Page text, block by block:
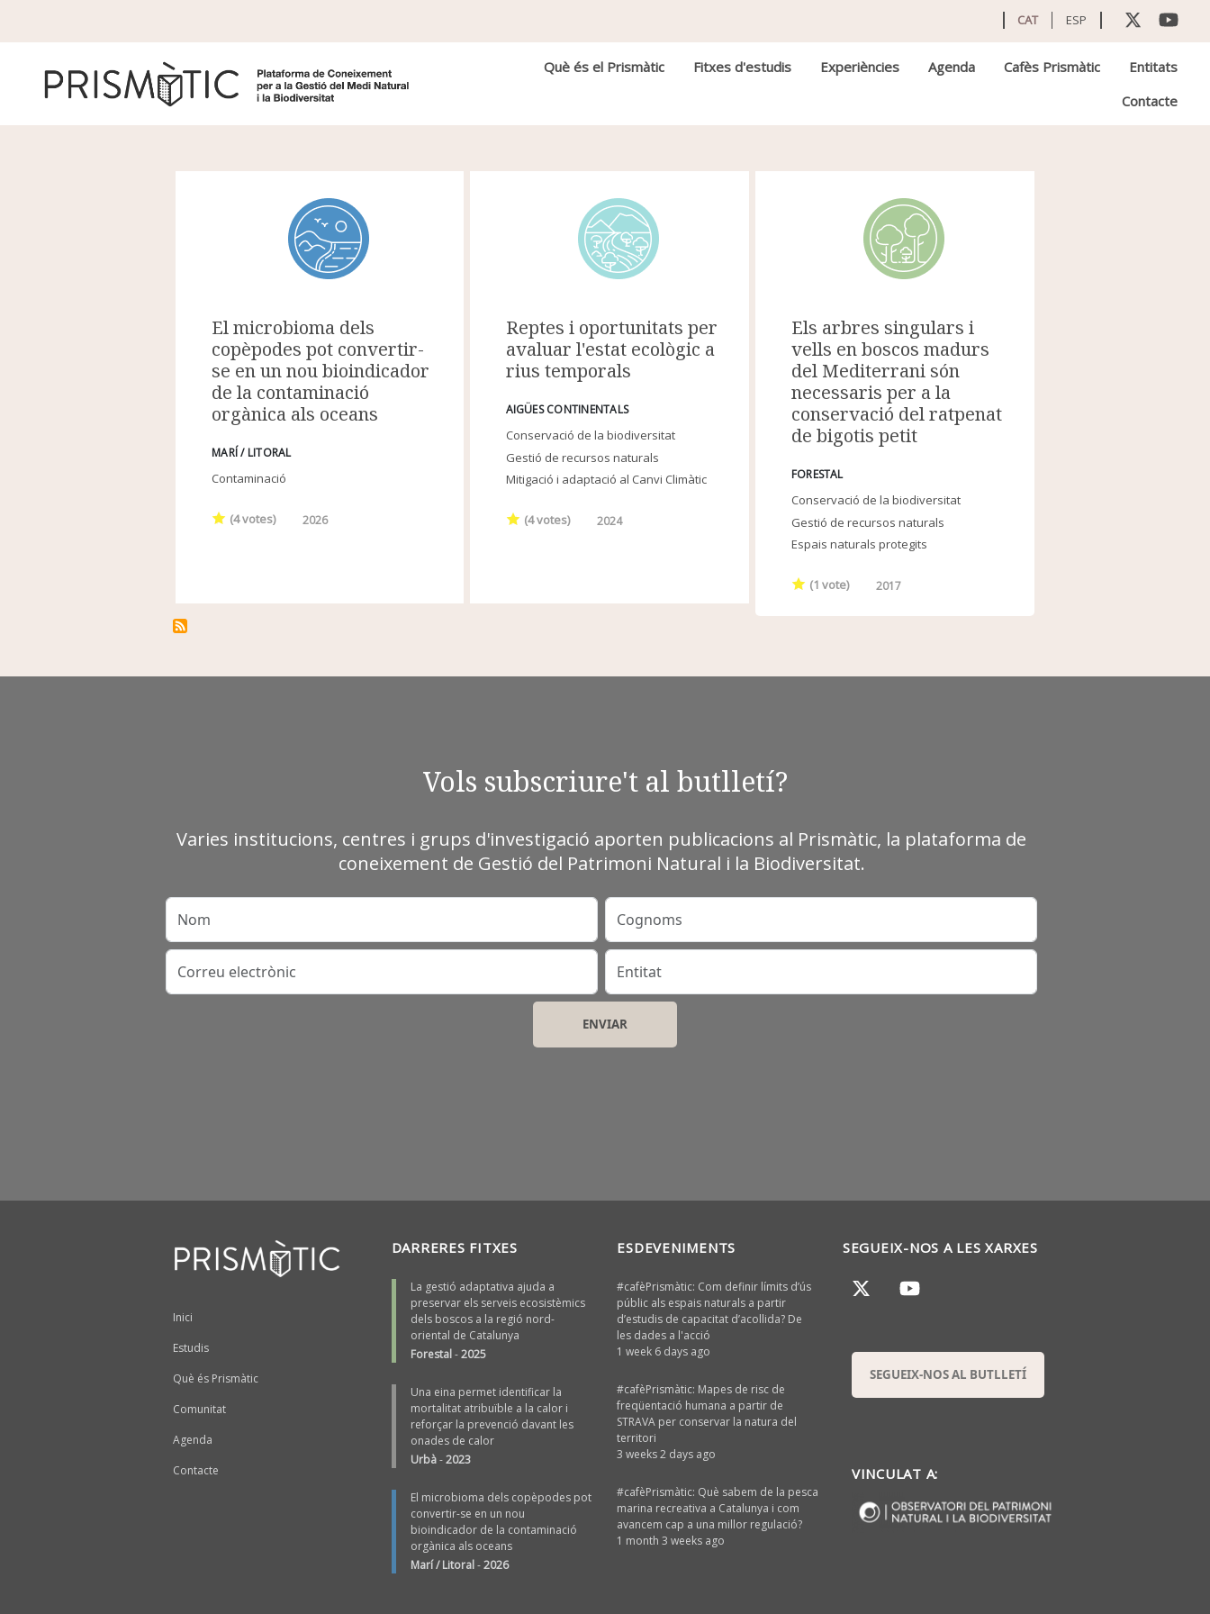
CAT ESP
Navegació principal
Què és el Prismàtic Fitxes d'estudis Experiències Agenda Cafès Prismàtic
Entitats
Contacte
El microbioma dels
copèpodes pot convertir-
se en un nou bioindicador
de la contaminació
orgànica als oceans
MARÍ / LITORAL
Contaminació
(4votes) 2026
Reptes i oportunitats per
avaluar l'estat ecològic a
rius temporals
AIGÜES CONTINENTALS
Conservació de la biodiversitat
Gestió de recursos naturals
Mitigació i adaptació al Canvi Climàtic
(4votes) 2024
Els arbres singulars i
vells en boscos madurs
del Mediterrani són
necessaris per a la
conservació del ratpenat
de bigotis petit
FORESTAL
Conservació de la biodiversitat
Gestió de recursos naturals
Espais naturals protegits
(1 vote) 2017
Vols subscriure't al butlletí?
Varies institucions, centres i grups d'investigació aporten publicacions al Prismàtic, la plataforma de
coneixement de Gestió del Patrimoni Natural i la Biodiversitat.
Nom Cognoms
Correu electrònic Entitat
Peu
Inici
Estudis
Què és Prismàtic
Comunitat
Agenda
Contacte
DARRERES FITXES
La gestió adaptativa ajuda a
preservar els serveis ecosistèmics
dels boscos a la regió nord-
oriental de Catalunya
Forestal-2025
Una eina permet identificar la
mortalitat atribuïble a la calor i
reforçar la prevenció davant les
onades de calor
Urbà-2023
El microbioma dels copèpodes pot
convertir-se en un nou
bioindicador de la contaminació
orgànica als oceans
Marí / Litoral-2026
ESDEVENIMENTS
#cafèPrismàtic: Com definir límits d’ús
públic als espais naturals a partir
d’estudis de capacitat d’acollida? De
les dades a l'acció
1 week 6 days ago
#cafèPrismàtic: Mapes de risc de
freqüentació humana a partir de
STRAVA per conservar la natura del
territori
3 weeks 2 days ago
#cafèPrismàtic: Què sabem de la pesca
marina recreativa a Catalunya i com
avancem cap a una millor regulació?
1 month 3 weeks ago
SEGUEIX-NOS A LES XARXES
SEGUEIX-NOS AL BUTLLETÍ
VINCULAT A: